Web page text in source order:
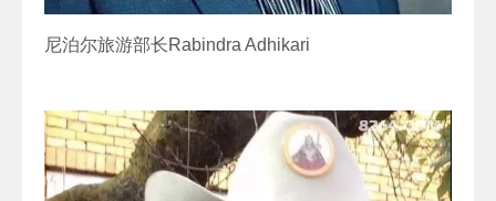
尼泊尔旅游部长Rabindra Adhikari